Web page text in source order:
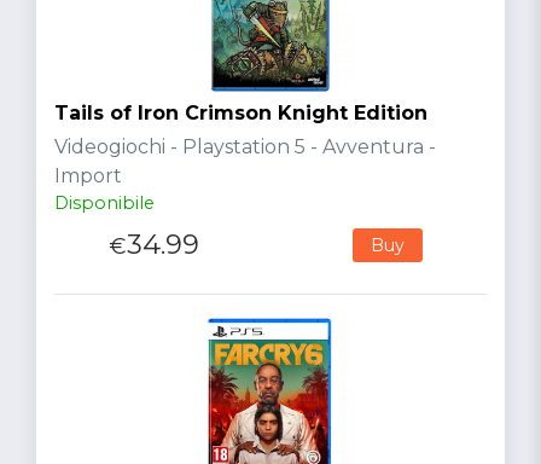
Tails of Iron Crimson Knight Edition
Videogiochi - Playstation 5 - Avventura -
Import
Disponibile
€34.99 Buy